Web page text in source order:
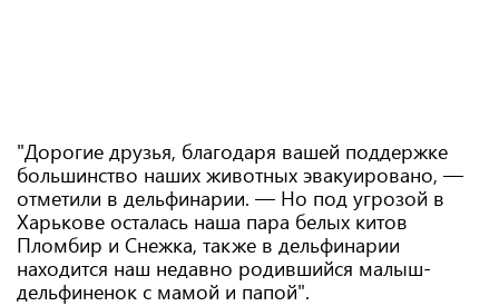
"Дорогие друзья, благодаря вашей поддержке
большинство наших животных эвакуировано, —
отметили в дельфинарии. — Но под угрозой в
Харькове осталась наша пара белых китов
Пломбир и Снежка, также в дельфинарии
находится наш недавно родившийся малыш-
дельфиненок с мамой и папой".